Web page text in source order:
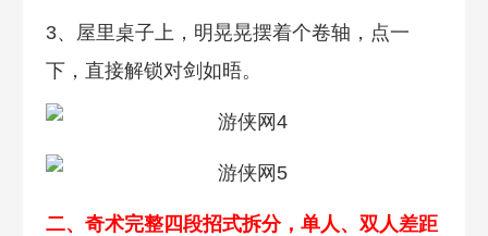
3、屋里桌子上，明晃晃摆着个卷轴，点一
下，直接解锁对剑如晤。
二、奇术完整四段招式拆分，单人、双人差距